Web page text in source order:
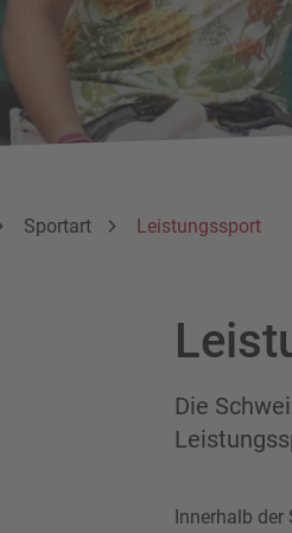
Sportart Leistungssport
Die
Innerhalb der